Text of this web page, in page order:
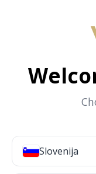
Slovenija